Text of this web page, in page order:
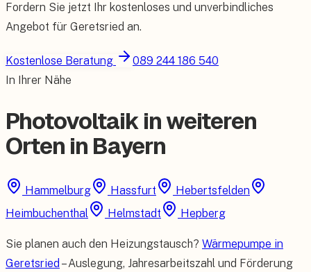
Fordern Sie jetzt Ihr kostenloses und unverbindliches
Angebot für Geretsried an.
Kostenlose Beratung
089 244 186 540
In Ihrer Nähe
Photovoltaik in weiteren
Orten in Bayern
Hammelburg Hassfurt
Hebertsfelden
Heimbuchenthal
Helmstadt Hepberg
Sie planen auch den Heizungstausch? Wärmepumpe in
Geretsried – Auslegung, Jahresarbeitszahl und Förderung